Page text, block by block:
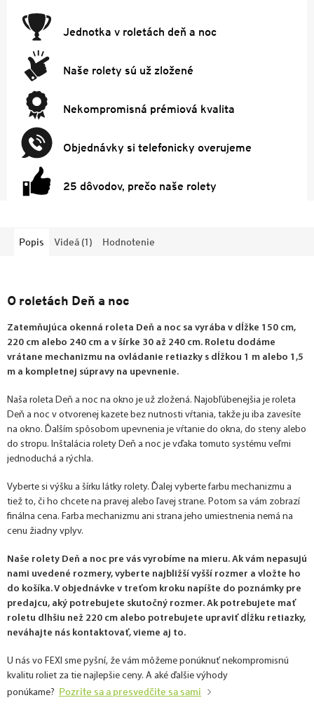
Jednotka v roletách deň a noc
Naše rolety sú už zložené
Nekompromisná prémiová kvalita
Objednávky si telefonicky overujeme
25 dôvodov, prečo naše rolety
Popis Videá (1) Hodnotenie
O roletách Deň a noc
Zatemňujúca okenná roleta Deň a noc sa vyrába v dĺžke 150 cm,
220 cm alebo 240 cm a v šírke 30 až 240 cm. Roletu dodáme
vrátane mechanizmu na ovládanie retiazky s dĺžkou 1 m alebo 1,5
m a kompletnej súpravy na upevnenie.
Naša roleta Deň a noc na okno je už zložená. Najobľúbenejšia je roleta
Deň a noc v otvorenej kazete bez nutnosti vŕtania, takže ju iba zavesíte
na okno. Ďalším spôsobom upevnenia je vŕtanie do okna, do steny alebo
do stropu. Inštalácia rolety Deň a noc je vďaka tomuto systému veľmi
jednoduchá a rýchla.
Vyberte si výšku a šírku látky rolety. Ďalej vyberte farbu mechanizmu a
tiež to, či ho chcete na pravej alebo ľavej strane. Potom sa vám zobrazí
finálna cena. Farba mechanizmu ani strana jeho umiestnenia nemá na
cenu žiadny vplyv.
Naše rolety Deň a noc pre vás vyrobíme na mieru. Ak vám nepasujú
nami uvedené rozmery, vyberte najbližší vyšší rozmer a vložte ho
do košíka. V objednávke v treťom kroku napíšte do poznámky pre
predajcu, aký potrebujete skutočný rozmer. Ak potrebujete mať
roletu dlhšiu než 220 cm alebo potrebujete upraviť dĺžku retiazky,
neváhajte nás kontaktovať, vieme aj to.
U nás vo FEXI sme pyšní, že vám môžeme ponúknuť nekompromisnú
kvalitu roliet za tie najlepšie ceny. A aké ďalšie výhody
ponúkame? Pozrite sa a presvedčite sa sami